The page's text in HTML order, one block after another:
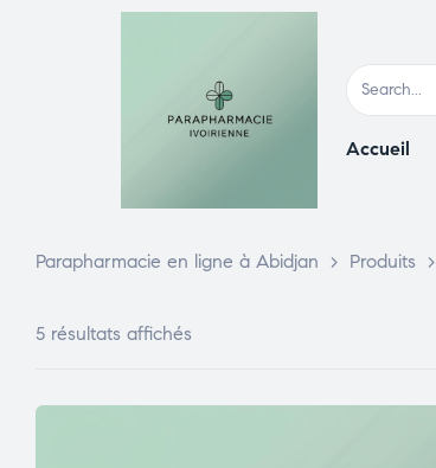
Accueil
Parapharmacie en ligne à Abidjan > Produits >
5 résultats affichés